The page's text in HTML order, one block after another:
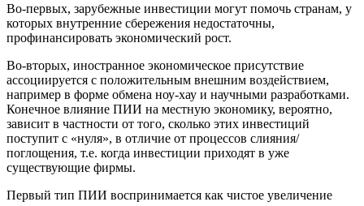
Во-первых, зарубежные инвестиции могут помочь странам, у
которых внутренние сбережения недостаточны,
профинансировать экономический рост.
Во-вторых, иностранное экономическое присутствие
ассоциируется с положительным внешним воздействием,
например в форме обмена ноу-хау и научными разработками.
Конечное влияние ПИИ на местную экономику, вероятно,
зависит в частности от того, сколько этих инвестиций
поступит с «нуля», в отличие от процессов слияния/
поглощения, т.е. когда инвестиции приходят в уже
существующие фирмы.
Первый тип ПИИ воспринимается как чистое увеличение